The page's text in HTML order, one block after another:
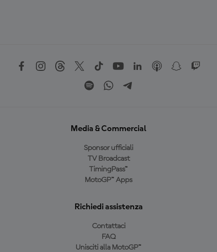
Media & Commercial
Sponsor ufficiali
TV Broadcast
TimingPass™
MotoGP™ Apps
Richiedi assistenza
Contattaci
FAQ
Unisciti alla MotoGP™